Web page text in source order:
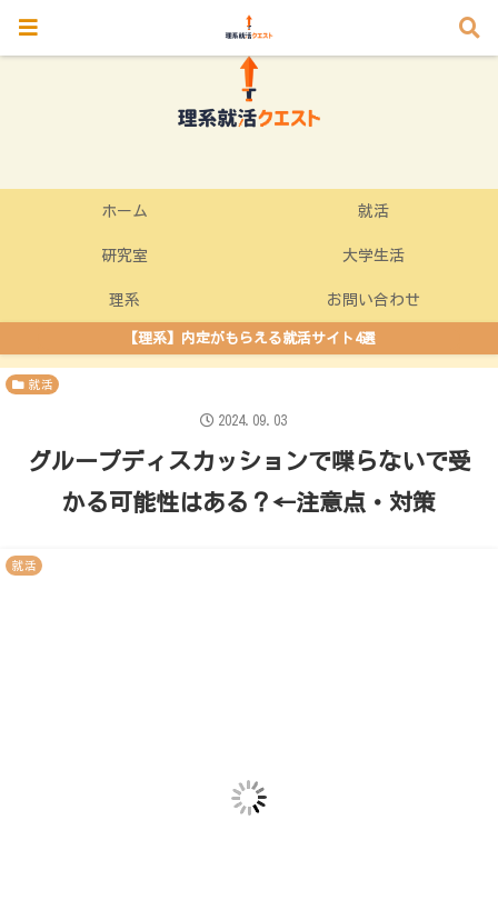
ホーム 就活
研究室 大学生活
理系 お問い合わせ
【理系】内定がもらえる就活サイト4選
就活
グループディスカッションで喋らないで受
かる可能性はある？←注意点・対策
就活
2024.09.03